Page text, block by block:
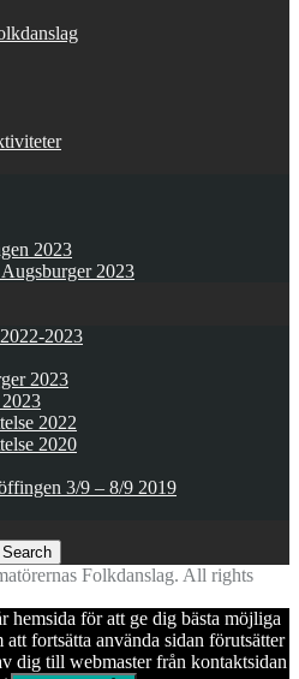
2023
2023
2023
2023
2022
2020
3/9 – 8/9 2019
Folkdanslag. All rights
hemsida för att ge dig bästa möjliga
fortsätta använda sidan förutsätter
dig till webmaster från kontaktsidan